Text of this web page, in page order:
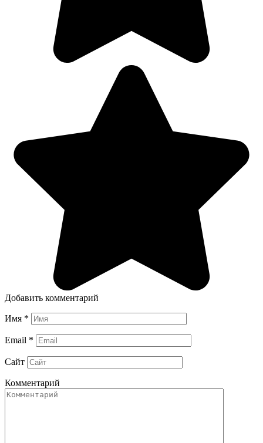
Добавить комментарий
Имя *
Email *
Сайт
Комментарий